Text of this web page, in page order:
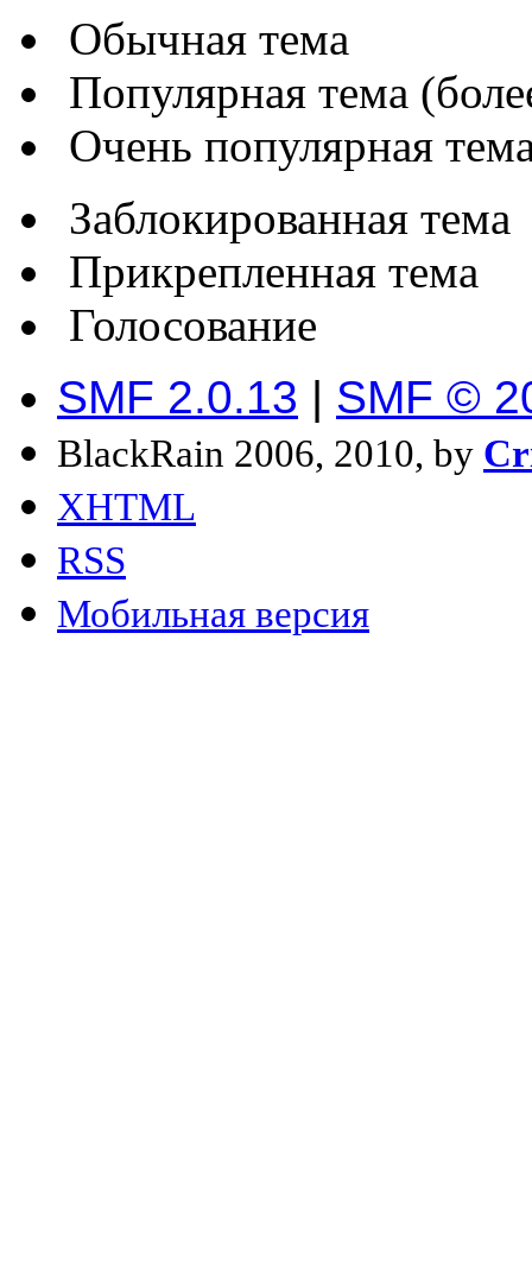
Обычная тема
Популярная тема
Очень популярная
Заблокированная тема
Прикрепленная тема
Голосование
SMF 2.0.13 | SMF ©
BlackRain 2006, 2010, by
XHTML
RSS
Мобильная версия